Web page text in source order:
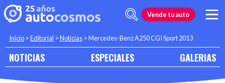
Vende tu auto
Inicio >Editorial >Noticias >Mercedes-Benz A250 CGI Sport 2013
NOTICIAS ESPECIALES GALERIAS